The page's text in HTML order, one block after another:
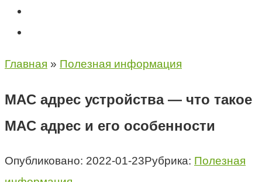
Главная » Полезная информация
MAC адрес устройства — что такое
MAC адрес и его особенности
Опубликовано: 2022-01-23Рубрика: Полезная